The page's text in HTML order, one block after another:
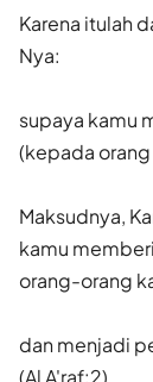
Karena itulah
Nya:
supaya kamu
(kepada orang
Maksudnya,
kamu
orang-orang
dan menjadi
(Al A'raf:2)